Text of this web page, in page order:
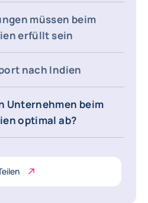
müssen beim
erfüllt sein
nach Indien
Unternehmen beim
optimal ab?